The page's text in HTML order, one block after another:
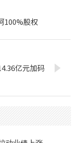
100%股权
亿元加码